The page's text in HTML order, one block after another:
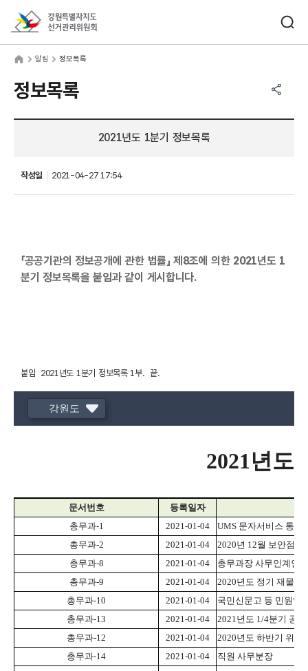
알림 정보목록
정보목록
2021년도 1분기 정보목록
작성일 2021-04-27 17:54
「공공기관의 정보공개에 관한 법률」 제8조에 의한 2021년도 1
분기 정보목록을 붙임과 같이 게시합니다.
붙임 2021년도 1분기 정보목록 1부. 끝.